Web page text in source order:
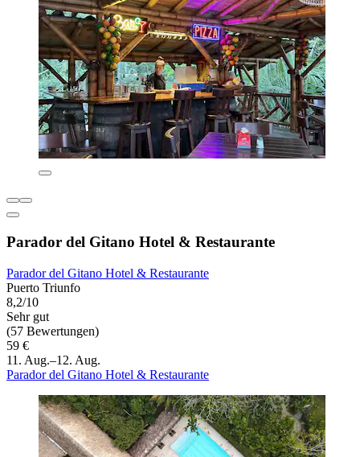
Parador del Gitano Hotel & Restaurante
Parador del Gitano Hotel & Restaurante
Puerto Triunfo
8,2/10
Sehr gut
(57 Bewertungen)
59 €
11. Aug.–12. Aug.
Parador del Gitano Hotel & Restaurante